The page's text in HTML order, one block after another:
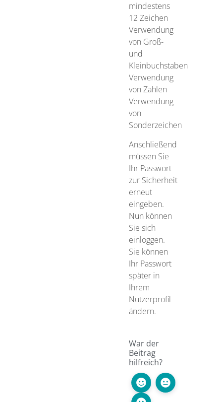
mindestens
12 Zeichen
Verwendung
von Groß-
und
Kleinbuchstaben
Verwendung
von Zahlen
Verwendung
von
Sonderzeichen
Anschließend
müssen Sie
Ihr Passwort
zur Sicherheit
erneut
eingeben.
Nun können
Sie sich
einloggen.
Sie können
Ihr Passwort
später in
Ihrem
Nutzerprofil
ändern.
War der
Beitrag
hilfreich?